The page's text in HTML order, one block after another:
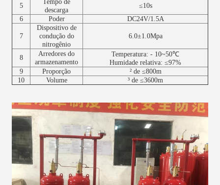
5
Tempo de
descarga
≤10s
6
Poder DC24V/1.5A
7
Dispositivo de
condução do
nitrogênio
6.0±1.0Mpa
8
Arredores do
armazenamento
Temperatura: - 10~50℃
Humidade relativa: ≤97%
9
Proporção
² de ≤800m
10
Volume ³ de ≤3600m